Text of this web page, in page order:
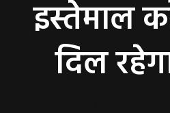
इस्तेमाल